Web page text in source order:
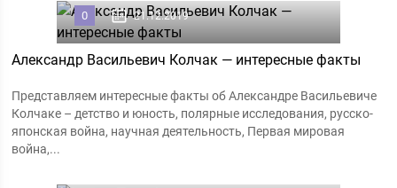
0 21.12.2019
Александр Васильевич Колчак — интересные факты
Представляем интересные факты об Александре Васильевиче
Колчаке – детство и юность, полярные исследования, русско-
японская война, научная деятельность, Первая мировая
война,...